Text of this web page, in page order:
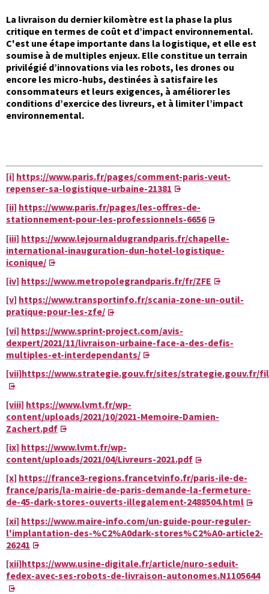
La livraison du dernier kilomètre est la phase la plus
critique en termes de coût et d’impact environnemental.
C'est une étape importante dans la logistique, et elle est
soumise à de multiples enjeux. Elle constitue un terrain
privilégié d’innovations via les robots, les drones ou
encore les micro-hubs, destinées à satisfaire les
consommateurs et leurs exigences, à améliorer les
conditions d’exercice des livreurs, et à limiter l’impact
environnemental.
[i] https://www.paris.fr/pages/comment-paris-veut-
repenser-sa-logistique-urbaine-21381
[ii] https://www.paris.fr/pages/les-offres-de-
stationnement-pour-les-professionnels-6656
[iii] https://www.lejournaldugrandparis.fr/chapelle-
international-inauguration-dun-hotel-logistique-
iconique/
[iv] https://www.metropolegrandparis.fr/fr/ZFE
[v] https://www.transportinfo.fr/scania-zone-un-outil-
pratique-pour-les-zfe/
[vi] https://www.sprint-project.com/avis-
dexpert/2021/11/livraison-urbaine-face-a-des-defis-
multiples-et-interdependants/
[vii]https://www.strategie.gouv.fr/sites/strategie.gouv.fr/
[viii] https://www.lvmt.fr/wp-
content/uploads/2021/10/2021-Memoire-Damien-
Zachert.pdf
[ix] https://www.lvmt.fr/wp-
content/uploads/2021/04/Livreurs-2021.pdf
[x] https://france3-regions.francetvinfo.fr/paris-ile-de-
france/paris/la-mairie-de-paris-demande-la-fermeture-
de-45-dark-stores-ouverts-illegalement-2488504.html
[xi] https://www.maire-info.com/un-guide-pour-reguler-
l'implantation-des-%C2%A0dark-stores%C2%A0-article2-
26241
[xii]https://www.usine-digitale.fr/article/nuro-seduit-
fedex-avec-ses-robots-de-livraison-autonomes.N1105644